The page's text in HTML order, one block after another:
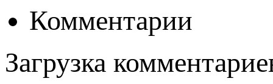
Комментарии
Загрузка